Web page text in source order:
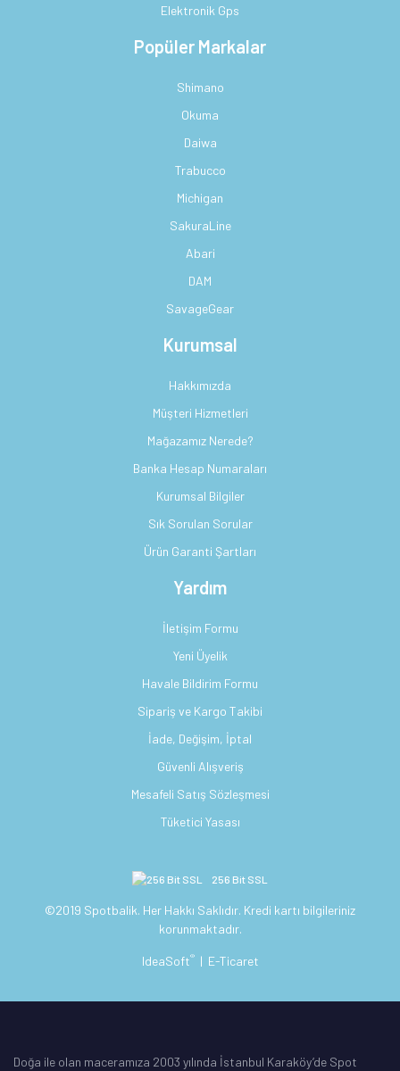
Elektronik Gps
Popüler Markalar
Shimano
Okuma
Daiwa
Trabucco
Michigan
SakuraLine
Abari
DAM
SavageGear
Kurumsal
Hakkımızda
Müşteri Hizmetleri
Mağazamız Nerede?
Banka Hesap Numaraları
Kurumsal Bilgiler
Sık Sorulan Sorular
Ürün Garanti Şartları
Yardım
İletişim Formu
Yeni Üyelik
Havale Bildirim Formu
Sipariş ve Kargo Takibi
İade, Değişim, İptal
Güvenli Alışveriş
Mesafeli Satış Sözleşmesi
Tüketici Yasası
256 Bit SSL
©2019 Spotbalik. Her Hakkı Saklıdır. Kredi kartı bilgileriniz
korunmaktadır.
IdeaSoft® | E-Ticaret
Doğa ile olan maceramıza 2003 yılında İstanbul Karaköy’de Spot